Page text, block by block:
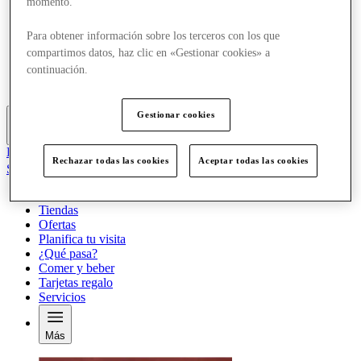
¿Qué pasa?
Comer y beber
Tarjetas regalo
El Club
Salvado
es
Tiendas
Ofertas
Planifica tu visita
¿Qué pasa?
Comer y beber
Tarjetas regalo
Servicios
Más
Para obtener información sobre los terceros con los que
compartimos datos, haz clic en «Gestionar cookies» a
continuación.
Gestionar cookies
Rechazar todas las cookies Aceptar todas las cookies